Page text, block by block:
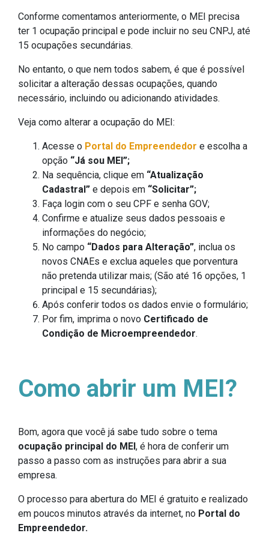
Conforme comentamos anteriormente, o MEI precisa
ter 1 ocupação principal e pode incluir no seu CNPJ, até
15 ocupações secundárias.
No entanto, o que nem todos sabem, é que é possível
solicitar a alteração dessas ocupações, quando
necessário, incluindo ou adicionando atividades.
Veja como alterar a ocupação do MEI:
Acesse o Portal do Empreendedor e escolha a
opção “Já sou MEI”;
Na sequência, clique em “Atualização
Cadastral” e depois em “Solicitar”;
Faça login com o seu CPF e senha GOV;
Confirme e atualize seus dados pessoais e
informações do negócio;
No campo “Dados para Alteração”, inclua os
novos CNAEs e exclua aqueles que porventura
não pretenda utilizar mais; (São até 16 opções, 1
principal e 15 secundárias);
Após conferir todos os dados envie o formulário;
Por fim, imprima o novo Certificado de
Condição de Microempreendedor.
Como abrir um MEI?
Bom, agora que você já sabe tudo sobre o tema
ocupação principal do MEI, é hora de conferir um
passo a passo com as instruções para abrir a sua
empresa.
O processo para abertura do MEI é gratuito e realizado
em poucos minutos através da internet, no Portal do
Empreendedor.